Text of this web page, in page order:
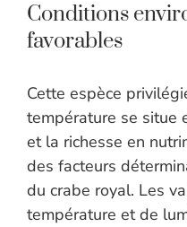
Conditions
favorables
Cette espèce
température se situe
et la richesse en
des facteurs
du crabe royal. Les
température et de